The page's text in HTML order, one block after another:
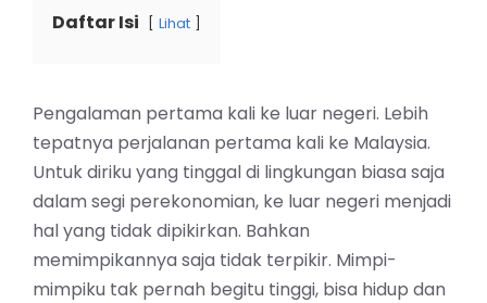
Daftar Isi Lihat
Pengalaman pertama kali ke luar negeri. Lebih
tepatnya perjalanan pertama kali ke Malaysia.
Untuk diriku yang tinggal di lingkungan biasa saja
dalam segi perekonomian, ke luar negeri menjadi
hal yang tidak dipikirkan. Bahkan
memimpikannya saja tidak terpikir. Mimpi-
mimpiku tak pernah begitu tinggi, bisa hidup dan